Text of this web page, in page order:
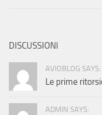
DISCUSSIONI
AVIOBLOG SAYS:
Le prime
ADMIN SAYS: